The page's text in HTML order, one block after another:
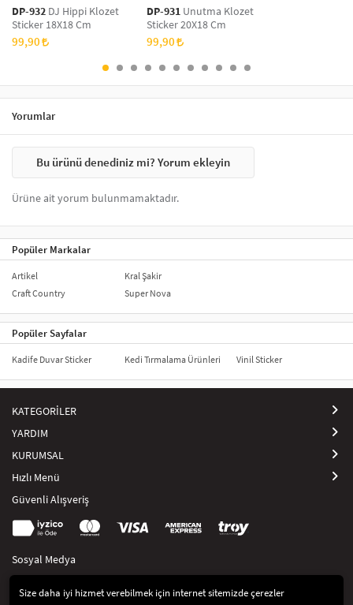
Çocuklarınızın tuvalet eğitimini eğlenceli hale getirin! Sevimli hayvan
figürleri, çizgi film karakterleri ve renkli tasarımlara sahip klozet
stickerlarımız, çocuklarınızın tuvaleti kullanmayı sevmesine yardımcı
DP-932 DJ Hippi Klozet
Sticker 18X18 Cm
99,90
DP-931 Unutma Klozet
Sticker 20X18 Cm
99,90
Yorumlar
Bu ürünü denediniz mi? Yorum ekleyin
Ürüne ait yorum bulunmamaktadır.
Popüler Markalar
Artikel
Craft Country
Kral Şakir
Super Nova
Popüler Sayfalar
Kadife Duvar Sticker Kedi Tırmalama Ürünleri Vinil Sticker
KATEGORİLER
YARDIM
KURUMSAL
Hızlı Menü
Güvenli Alışveriş
Sosyal Medya
Size daha iyi hizmet verebilmek için internet sitemizde çerezler